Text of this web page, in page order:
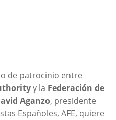
de patrocinio entre
y la Federación de
Aganzo, presidente
Españoles, AFE, quiere